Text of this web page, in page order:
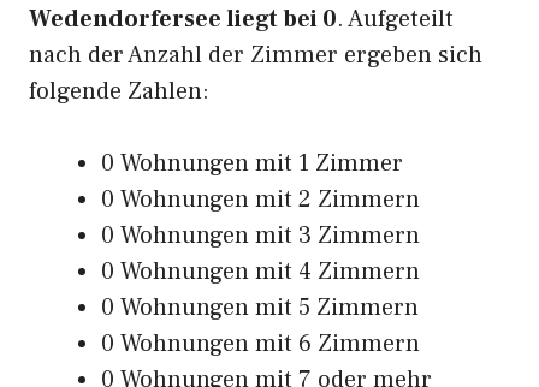
Wedendorfersee liegt bei 0. Aufgeteilt
nach der Anzahl der Zimmer ergeben sich
folgende Zahlen:
0 Wohnungen mit 1 Zimmer
0 Wohnungen mit 2 Zimmern
0 Wohnungen mit 3 Zimmern
0 Wohnungen mit 4 Zimmern
0 Wohnungen mit 5 Zimmern
0 Wohnungen mit 6 Zimmern
0 Wohnungen mit 7 oder mehr